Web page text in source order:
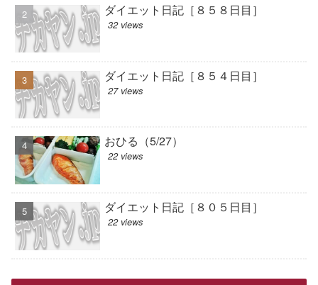
ダイエット日記［８５８日目］
32 views
ダイエット日記［８５４日目］
27 views
おひる（5/27）
22 views
ダイエット日記［８０５日目］
22 views